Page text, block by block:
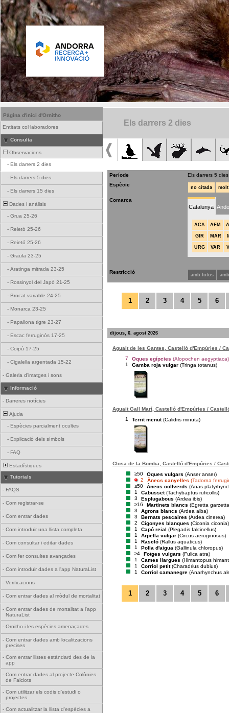
Pàgina d'inici d'Ornitho
Entitats col·laboradores
Consulta
Observacions
- Els darrers 2 dies
- Els darrers 5 dies
- Els darrers 15 dies
Dades i anàlisis
- Grua 25-26
- Reietó 25-26
- Reietó 25-26
- Graula 23-25
- Aratinga mitrada 23-25
- Rossinyol del Japó 21-25
- Brocat variable 24-25
- Monarca 23-25
- Papallona tigre 23-27
- Escac ferruginós 17-25
- Coipú 17-25
- Cigalella argentada 15-22
- Galeria d'imatges i sons
Informació
- Darreres notícies
Ajuda
- Espècies parcialment ocultes
- Explicació dels símbols
- FAQ
Estadístiques
Tutorials
- FAQS
- Com registrar-se
- Com entrar dades
- Com introduir una llista completa
- Com consultar i editar dades
- Com fer consultes avançades
- Com introduir dades a l'app NaturaList
- Verificacions
- Com entrar dades al mòdul de mortalitat
- Com entrar dades de mortalitat a l'app
NaturaList
- Ornitho i les espècies amenaçades
- Com entrar dades amb localitzacions
precises
- Com entrar llistes estàndard des de la
app
- Com entrar dades al projecte Colònies
de Falciots
- Com utilitzar els codis d'estudi o
projectes
- Com actualitzar la llista d'espècies a
Els darrers 2 dies
Període
Els darrers 5 dies
Espècie
no citada
Comarca
Catalunya
ACA AEM
GIR MAR
URG VAR
Restricció amb fotos
1 2 3 4 5 6
dijous, 6. agost 2026
Aguait de les Gantes, Castelló d'Empúries /
7
Oques egípcies (Alopochen aegyptiaca)
1
Gamba roja vulgar (Tringa totanus)
Aguait Gall Marí, Castelló d'Empúries /
1
Territ menut (Calidris minuta)
Closa de la Bomba, Castelló d'Empúries /
≥50
Oques vulgars (Anser anser)
2
Ànecs canyelles (Tadorna
≥50
Ànecs collverds (Anas
1
Cabusset (Tachybaptus ruficollis)
3
Esplugabous (Ardea ibis)
≥16
Martinets blancs (Egretta
3
Agrons blancs (Ardea alba)
3
Bernats pescaires (Ardea cinerea)
2
Cigonyes blanques (Ciconia ciconia)
1
Capó reial (Plegadis falcinellus)
1
Arpella vulgar (Circus aeruginosus)
1
Rascló (Rallus aquaticus)
1
Polla d'aigua (Gallinula chloropus)
≥4
Fotges vulgars (Fulica atra)
1
Cames llargues (Himantopus
1
Corriol petit (Charadrius dubius)
1
Corriol camanegre (Anarhynchus
1 2 3 4 5 6